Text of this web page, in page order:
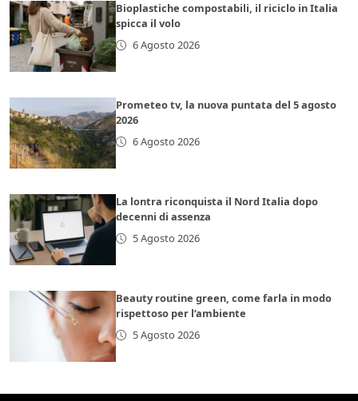
Bioplastiche compostabili, il riciclo in Italia
spicca il volo
6 Agosto 2026
Prometeo tv, la nuova puntata del 5 agosto
2026
6 Agosto 2026
La lontra riconquista il Nord Italia dopo
decenni di assenza
5 Agosto 2026
Beauty routine green, come farla in modo
rispettoso per l’ambiente
5 Agosto 2026